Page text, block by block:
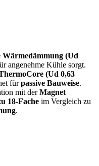
Wärmedämmung (Ud
angenehme Kühle sorgt.
(Ud 0,63
fürpassive Bauweise.
mit derMagnet
18-Fache im Vergleich zu
.